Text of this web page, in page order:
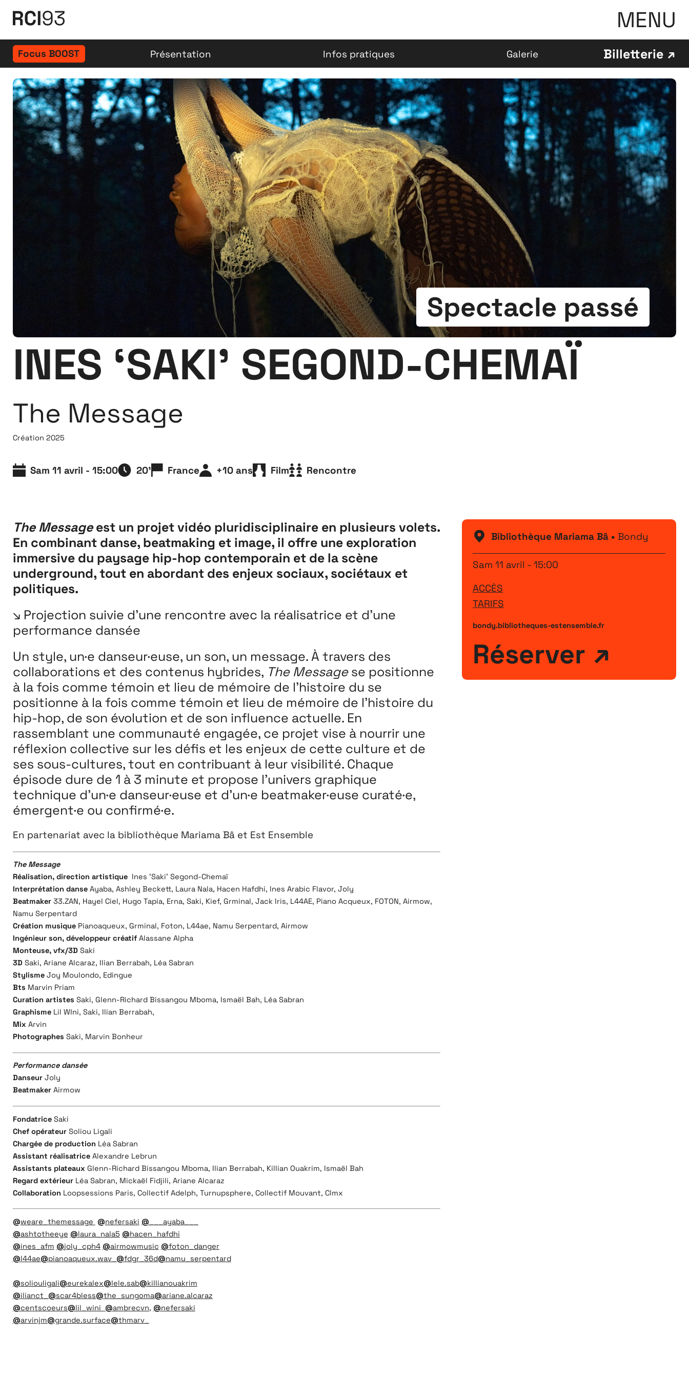
MENU
Extensions Playground
Focus BOOST Présentation Infos pratiques Galerie Billetterie
Spectacle passé
INES ‘SAKI’ SEGOND-CHEMAÏ
The Message
Création 2025
Sam 11 avril - 15:00 20' France +10 ans Film Rencontre
The Messageest un projet vidéo pluridisciplinaire en plusieurs volets.
En combinant danse, beatmaking et image, il offre une exploration
immersive du paysage hip-hop contemporain et de la scène
underground, tout en abordant des enjeux sociaux, sociétaux et
politiques.
↘ Projection suivie d’une rencontre avec la réalisatrice et d’une
performance dansée
Un style, un·e danseur·euse, un son, un message. À travers des
collaborations et des contenus hybrides, The Messagese positionne
à la fois comme témoin et lieu de mémoire de l’histoire du se
positionne à la fois comme témoin et lieu de mémoire de l’histoire du
hip-hop, de son évolution et de son influence actuelle. En
rassemblant une communauté engagée, ce projet vise à nourrir une
réflexion collective sur les défis et les enjeux de cette culture et de
ses sous-cultures, tout en contribuant à leur visibilité. Chaque
épisode dure de 1 à 3 minute et propose l’univers graphique
technique d’un·e danseur·euse et d’un·e beatmaker·euse curaté·e,
émergent·e ou confirmé·e.
En partenariat avec la bibliothèque Mariama Bâ et Est Ensemble
The Message
Réalisation, direction artistique Ines ‘Saki’ Segond-Chemaï
Interprétation danseAyaba, Ashley Beckett, Laura Nala, Hacen Hafdhi, Ines Arabic Flavor, Joly
Beatmaker 33.ZAN, Hayel Ciel, Hugo Tapia, Erna, Saki, Kief, Grminal, Jack Iris, L44AE, Piano Acqueux, FOTON, Airmow,
Namu Serpentard
Création musique Pianoaqueux, Grminal, Foton, L44ae, Namu Serpentard, Airmow
Ingénieur son, développeur créatifAlassane Alpha
Monteuse, vfx/3D Saki
3D Saki, Ariane Alcaraz, Ilian Berrabah, Léa Sabran
Stylisme Joy Moulondo, Edingue
Bts Marvin Priam
Curation artistes Saki, Glenn-Richard Bissangou Mboma, Ismaël Bah, Léa Sabran
Graphisme Lil WIni, Saki, Ilian Berrabah,
Mix Arvin
Photographes Saki, Marvin Bonheur
Performance dansée
DanseurJoly
BeatmakerAirmow
Fondatrice Saki
Chef opérateurSoliou Ligali
Chargée de production Léa Sabran
Assistant réalisatrice Alexandre Lebrun
Assistants plateaux Glenn-Richard Bissangou Mboma, Ilian Berrabah, Killian Ouakrim, Ismaël Bah
Regard extérieur Léa Sabran, Mickaël Fidjili, Ariane Alcaraz
Collaboration Loopsessions Paris, Collectif Adelph, Turnupsphere, Collectif Mouvant, Clmx
@weare_themessage @nefersaki @ ___ayaba___
@ashtotheeye @laura_nala5 @hacen_hafdhi
@ines_afm @joly_cph4 @airmowmusic @foton_danger
@l44ae@pianoaqueux.wav_ @fdgr_36d@namu_serpentard
@soliouligali@eurekalex@lele.sab@killianouakrim
@ilianct_ @scar4bless@the_sungoma@ariane.alcaraz
@centscoeurs@lil_wini @ambrecvn, @nefersaki
@arvinjm@grande.surface@thmarv_
Bibliothèque Mariama Bâ • Bondy
Sam 11 avril - 15:00
ACCÈS
TARIFS
bondy.bibliotheques-estensemble.fr
Réserver